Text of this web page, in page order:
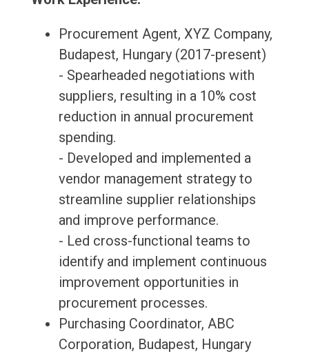
Procurement Agent, XYZ Company,
Budapest, Hungary (2017-present)
- Spearheaded negotiations with
suppliers, resulting in a 10% cost
reduction in annual procurement
spending.
- Developed and implemented a
vendor management strategy to
streamline supplier relationships
and improve performance.
- Led cross-functional teams to
identify and implement continuous
improvement opportunities in
procurement processes.
Purchasing Coordinator, ABC
Corporation, Budapest, Hungary